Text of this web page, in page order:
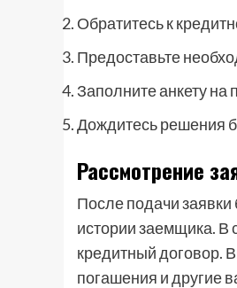
Обратитесь к
Предоставьте
Заполните анкету на
Дождитесь решения
Рассмотрение
После подачи
истории заемщика. В
кредитный договор.
погашения и другие